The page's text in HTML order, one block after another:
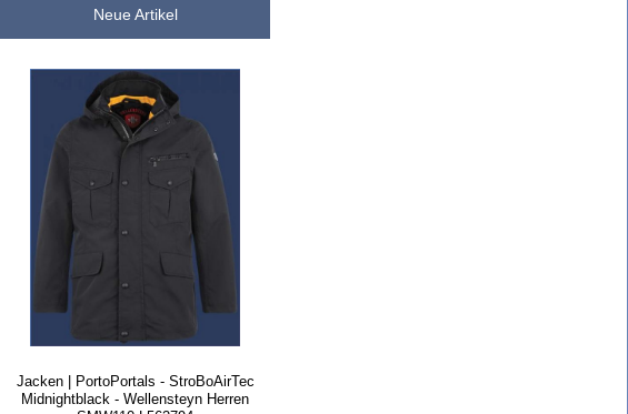
Neue Artikel
Jacken | PortoPortals - StroBoAirTec
Midnightblack - Wellensteyn Herren